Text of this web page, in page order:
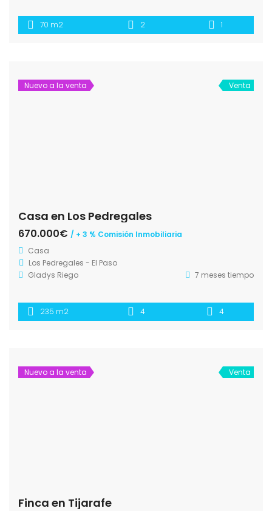
70 m2 2 1
Nuevo a la venta Venta
Casa en Los Pedregales
670.000€ / + 3 % Comisión Inmobiliaria
Casa
Los Pedregales - El Paso
Gladys Riego
7 meses tiempo
235 m2 4 4
Nuevo a la venta Venta
Finca en Tijarafe